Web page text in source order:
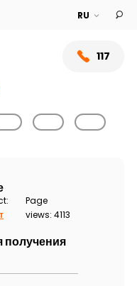
117
Page
views: 4113
получения